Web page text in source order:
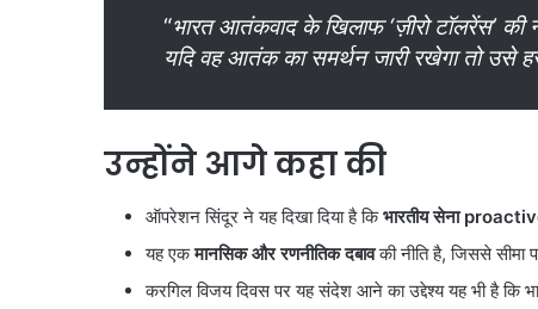
“भारत आतंकवाद के खिलाफ ‘ज़ीरो टॉलरेंस’ की
यदि वह आतंक का समर्थन जारी रखेगा तो उसे
उन्होंने आगे कहा की
ऑपरेशन सिंदूर ने यह दिखा दिया है किभारतीय सेना
यह एकमानसिक और रणनीतिक दबावकी नीति है, जिससे
करगिल विजय दिवस पर यह संदेश आने का उद्देश्य यह भी है कि